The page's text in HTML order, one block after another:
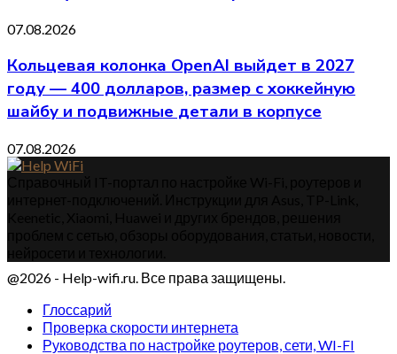
07.08.2026
Кольцевая колонка OpenAI выйдет в 2027
году — 400 долларов, размер с хоккейную
шайбу и подвижные детали в корпусе
07.08.2026
@2026 - Help-wifi.ru. Все права защищены.
Глоссарий
Проверка скорости интернета
Руководства по настройке роутеров, сети, WI-FI